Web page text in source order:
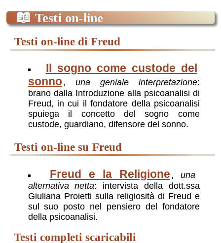
📖 Testi on-line
testi on-line di Freud
Il sogno come custode del
sonno, una geniale interpretazione:
brano dalla Introduzione alla psicoanalisi di
Freud, in cui il fondatore della psicoanalisi
spuiega il concetto del sogno come
custode, guardiano, difensore del sonno.
testi on-line su Freud
Freud e la Religione , una
alternativa netta: intervista della dott.ssa
Giuliana Proietti sulla religiosità di Freud e
sul suo posto nel pensiero del fondatore
della psicoanalisi.